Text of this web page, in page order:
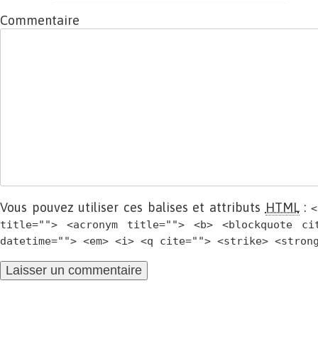
Commentaire
Vous pouvez utiliser ces balises et attributs HTML:
title=""> <acronym title=""> <b> <blockquote
datetime=""> <em> <i> <q cite=""> <strike>